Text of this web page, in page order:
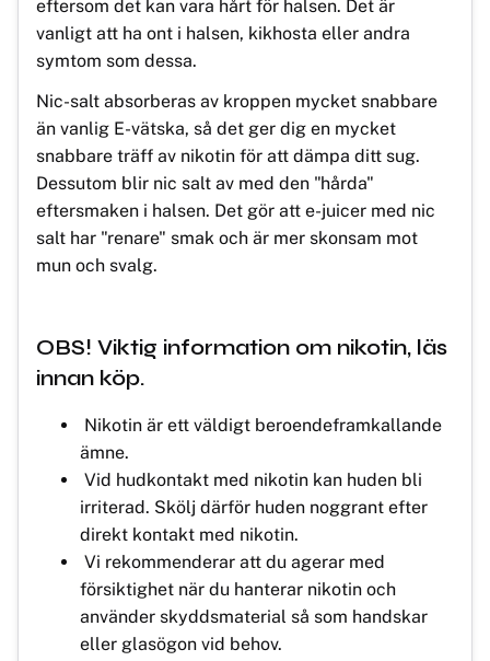
eftersom det kan vara hårt för halsen. Det är
vanligt att ha ont i halsen, kikhosta eller andra
symtom som dessa.
Nic-salt absorberas av kroppen mycket snabbare
än vanlig E-vätska, så det ger dig en mycket
snabbare träff av nikotin för att dämpa ditt sug.
Dessutom blir nic salt av med den "hårda"
eftersmaken i halsen. Det gör att e-juicer med nic
salt har "renare" smak och är mer skonsam mot
mun och svalg.
OBS! Viktig information om nikotin, läs
innan köp.
Nikotin är ett väldigt beroendeframkallande
ämne.
Vid hudkontakt med nikotin kan huden bli
irriterad. Skölj därför huden noggrant efter
direkt kontakt med nikotin.
Vi rekommenderar att du agerar med
försiktighet när du hanterar nikotin och
använder skyddsmaterial så som handskar
eller glasögon vid behov.